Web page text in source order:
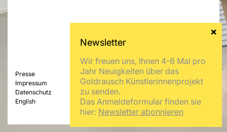
Presse
Impressum
Datenschutz
English
Wir freuen uns, Ihnen 4-6 Mal pro
Jahr Neuigkeiten über das
Goldrausch Künstlerinnenprojekt
zu senden.
Das Anmeldeformular finden sie
hier: Newsletter abonnieren